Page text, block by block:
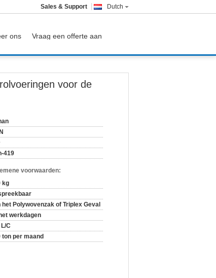
Dutch
Sales & Support
ons Vraag een offerte aan
voor de
419
voorwaarden:
kg
het Polywovenzak of Triplex Geval
werkdagen
L/C
ton per maand